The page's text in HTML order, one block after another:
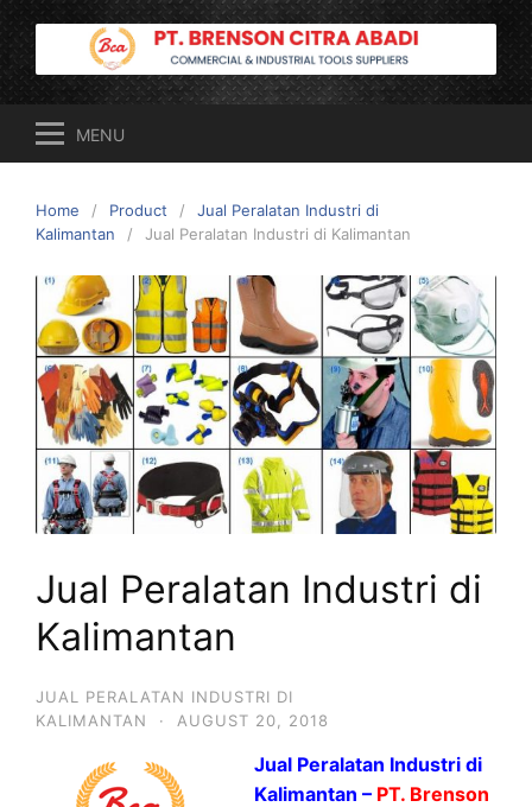
to
content
MENU
Home Product
Jual Peralatan Industri di
Kalimantan
Jual Peralatan Industri di Kalimantan
Jual Peralatan Industri di
Kalimantan
JUAL PERALATAN INDUSTRI DI
KALIMANTAN
· AUGUST 20, 2018
Jual Peralatan Industri di
Kalimantan – PT. Brenson